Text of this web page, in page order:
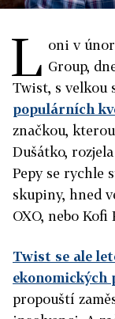
L oni v
Group,
Twist, s velkou
populárních
značkou,
Dušátko,
Pepy se rychle
skupiny, hned
OXO, nebo Kofi
Twist se ale
ekonomických
propouští